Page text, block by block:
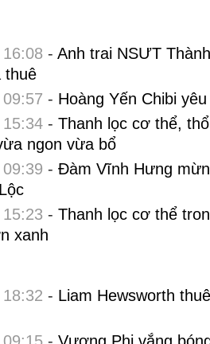
- Anh trai NSƯT
thuê
- Hoàng Yến Chibi
- Thanh lọc cơ thể,
ngon vừa bổ
- Đàm Vĩnh Hưng
- Thanh lọc cơ thể
xanh
- Liam Hewsworth